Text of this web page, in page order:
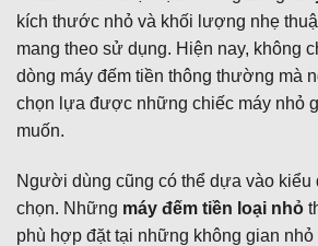
kích thước nhỏ và khối lượng nhẹ
mang theo sử dụng. Hiện nay, không
dòng máy đếm tiền thông thường mà
chọn lựa được những chiếc máy nhỏ
muốn.
Người dùng cũng có thể dựa vào kiểu
chọn. Những máy đếm tiền loại nhỏ
phù hợp đặt tại những không gian nhỏ